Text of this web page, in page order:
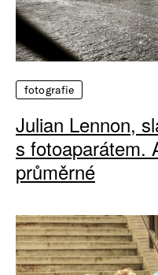
fotografie
Julian Lennon,
s fotoaparátem.
průměrné